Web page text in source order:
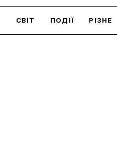
СВІТ ПОДІЇ РІЗНЕ